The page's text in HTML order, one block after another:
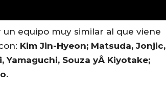
equipo muy similar al que viene
Kim Jin-Hyeon; Matsuda, Jonjic,
Souza yÂ Kiyotake;